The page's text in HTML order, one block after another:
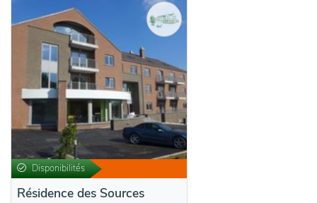
Disponibilités
Résidence des Sources